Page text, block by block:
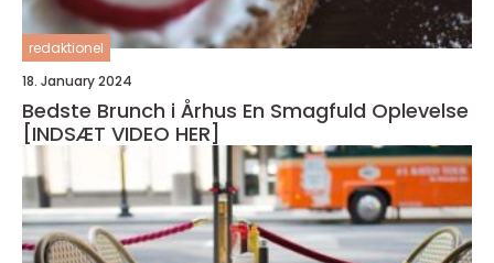
redaktionel
18. January 2024
Bedste Brunch i Århus En Smagfuld Oplevelse
[INDSÆT VIDEO HER]